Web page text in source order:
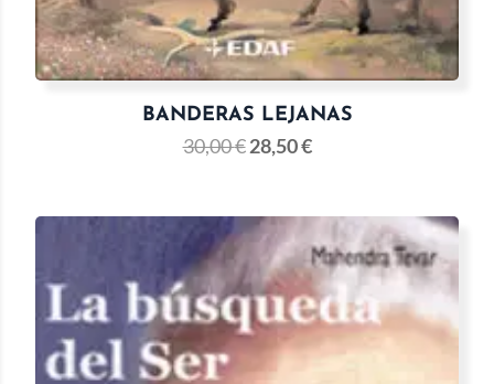
BANDERAS LEJANAS
30,00€ 28,50€